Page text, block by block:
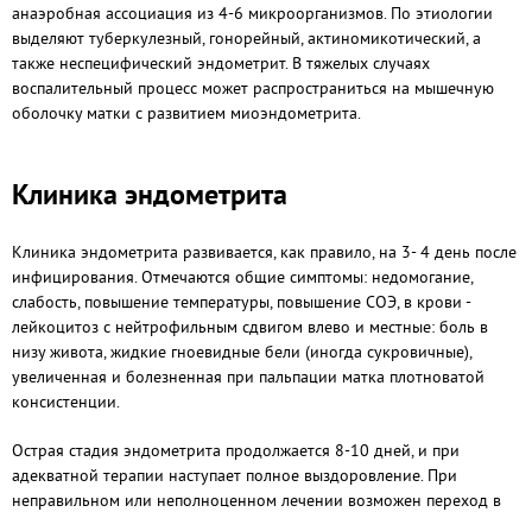
анаэробная ассоциация из 4-6 микроорганизмов. По этиологии
выделяют туберкулезный, гонорейный, актиномикотический, а
также неспецифический эндометрит. В тяжелых случаях
воспалительный процесс может распространиться на мышечную
оболочку матки с развитием миоэндометрита.
Клиника эндометрита
Клиника эндометрита развивается, как правило, на 3- 4 день после
инфицирования. Отмечаются общие симптомы: недомогание,
слабость, повышение температуры, повышение СОЭ, в крови -
лейкоцитоз с нейтрофильным сдвигом влево и местные: боль в
низу живота, жидкие гноевидные бели (иногда сукровичные),
увеличенная и болезненная при пальпации матка плотноватой
консистенции.
Острая стадия эндометрита продолжается 8-10 дней, и при
адекватной терапии наступает полное выздоровление. При
неправильном или неполноценном лечении возможен переход в